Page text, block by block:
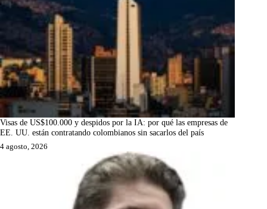
Visas de US$100.000 y despidos por la IA: por qué las empresas de
EE. UU. están contratando colombianos sin sacarlos del país
4 agosto, 2026